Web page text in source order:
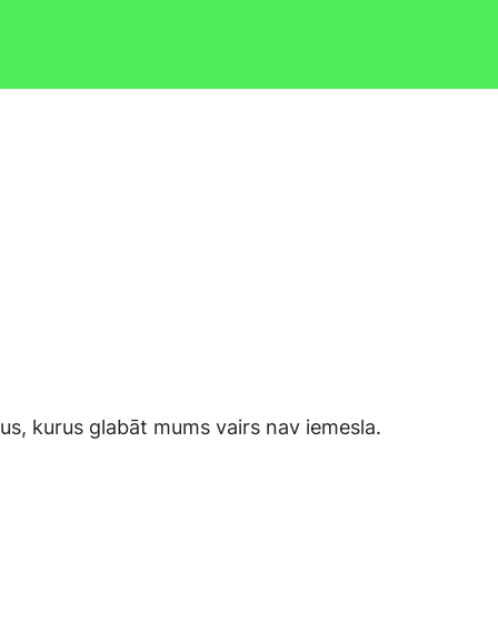
kurus glabāt mums vairs nav iemesla.